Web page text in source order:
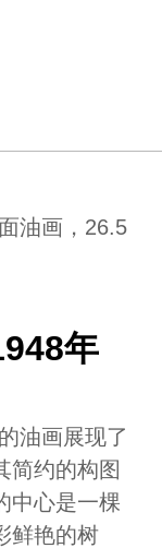
油画，26.5
年
油画展现了
简约的构图
中心是一棵
鲜艳的树